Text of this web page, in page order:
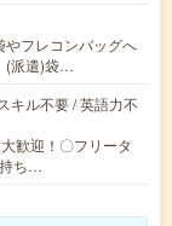
フレコンバッグへ
(派遣)袋…
キル不要 / 英語力不
歓迎！〇フリータ
ち…